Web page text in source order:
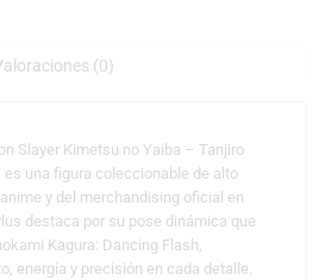
(0)
Slayer Kimetsu no Yaiba – Tanjiro
una figura coleccionable de alto
y del merchandising oficial en
destaca por su pose dinámica que
Kagura: Dancing Flash,
energía y precisión en cada detalle.